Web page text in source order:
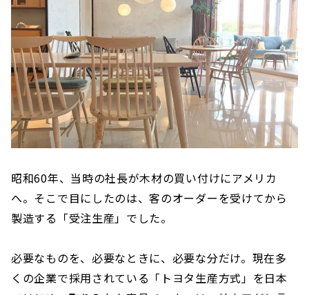
昭和60年、当時の社長が木材の買い付けにアメリカ
へ。そこで目にしたのは、客のオーダーを受けてから
製造する「受注生産」でした。
必要なものを、必要なときに、必要な分だけ。現在多
くの企業で採用されている「トヨタ生産方式」を日本